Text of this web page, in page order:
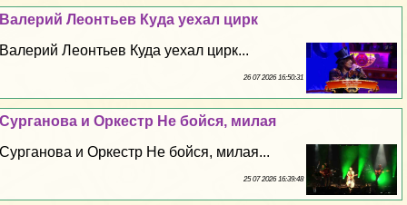
Валерий Леонтьев Куда уехал цирк
Валерий Леонтьев Куда уехал цирк...
26 07 2026 16:50:31
Сурганова и Оркестр Не бойся, милая
Сурганова и Оркестр Не бойся, милая...
25 07 2026 16:39:48